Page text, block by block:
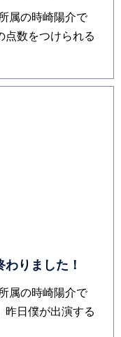
属の時崎陽介で
数をつけられる
わりました！
属の時崎陽介で
日僕が出演する